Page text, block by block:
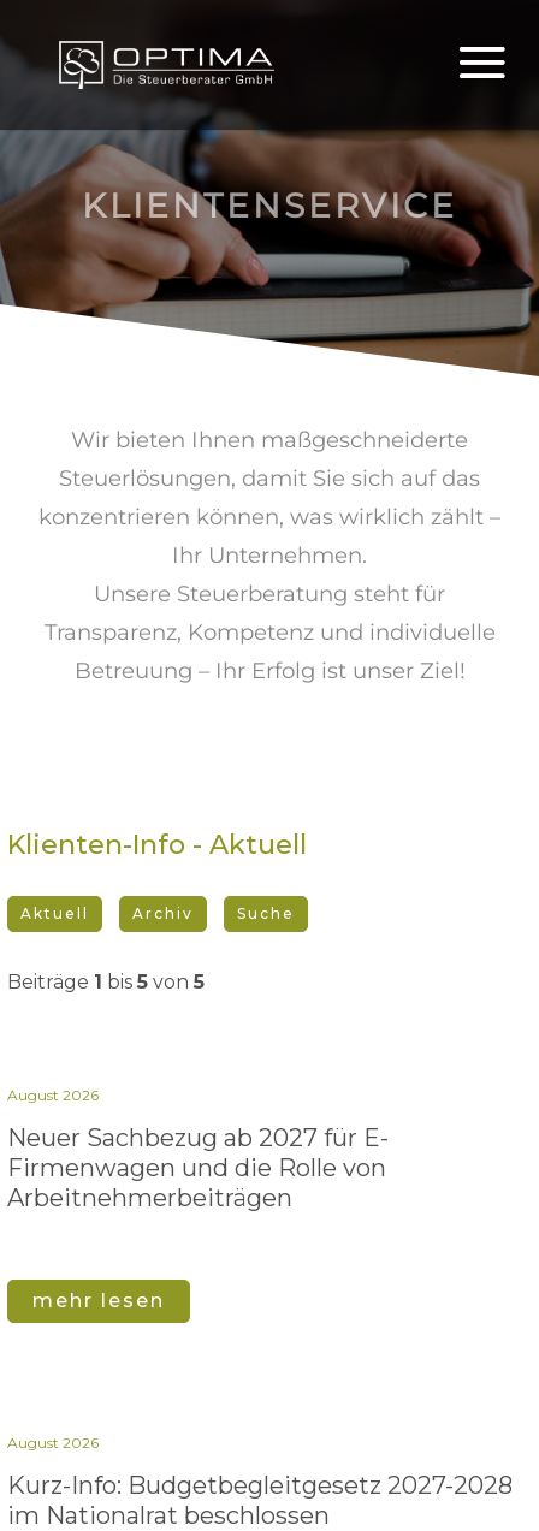
KLIENTENSERVICE
Wir bieten Ihnen maßgeschneiderte
Steuerlösungen, damit Sie sich auf das
konzentrieren können, was wirklich zählt –
Ihr Unternehmen.
Unsere Steuerberatung steht für
Transparenz, Kompetenz und individuelle
Betreuung – Ihr Erfolg ist unser Ziel!
Klienten-Info - Aktuell
Aktuell Archiv Suche
Beiträge 1 bis 5 von 5
August 2026
Neuer Sachbezug ab 2027 für E-
Firmenwagen und die Rolle von
Arbeitnehmer​­beiträgen
mehr lesen
August 2026
Kurz-Info: Budgetbegleitgesetz 2027-2028
im Nationalrat beschlossen